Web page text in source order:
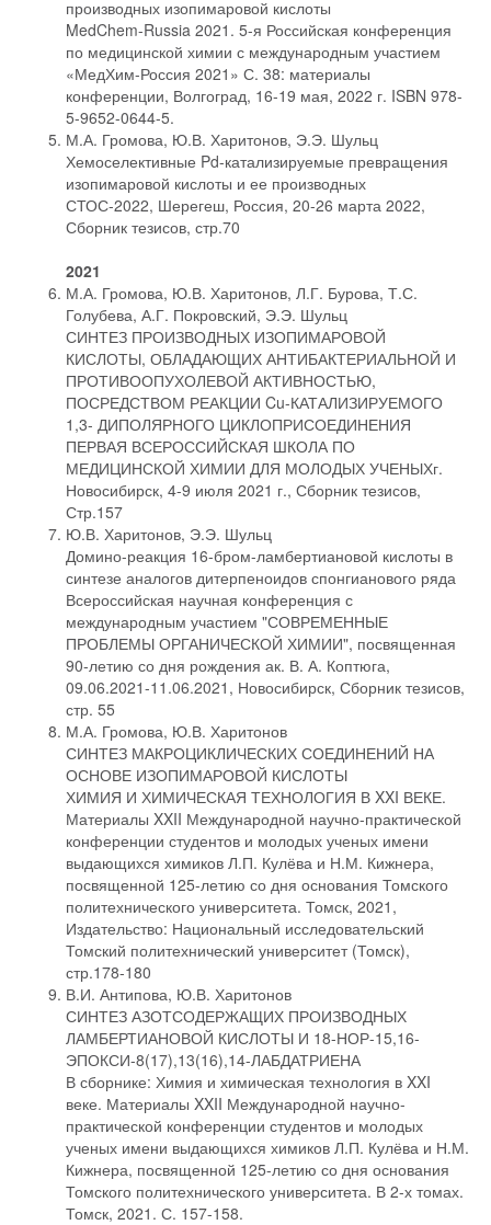
производных изопимаровой кислоты
MedChem-Russia 2021. 5-я Российская конференция
по медицинской химии с международным участием
«МедХим-Россия 2021» С. 38: материалы
конференции, Волгоград, 16-19 мая, 2022 г. ISBN 978-
5-9652-0644-5.
М.А. Громова, Ю.В. Харитонов, Э.Э. Шульц
Хемоселективные Pd-катализируемые превращения
изопимаровой кислоты и ее производных
СТОС-2022, Шерегеш, Россия, 20-26 марта 2022,
Сборник тезисов, стр.70
2021
М.А. Громова, Ю.В. Харитонов, Л.Г. Бурова, Т.С.
Голубева, А.Г. Покровский, Э.Э. Шульц
СИНТЕЗ ПРОИЗВОДНЫХ ИЗОПИМАРОВОЙ
КИСЛОТЫ, ОБЛАДАЮЩИХ АНТИБАКТЕРИАЛЬНОЙ И
ПРОТИВООПУХОЛЕВОЙ АКТИВНОСТЬЮ,
ПОСРЕДСТВОМ РЕАКЦИИ Cu-КАТАЛИЗИРУЕМОГО
1,3- ДИПОЛЯРНОГО ЦИКЛОПРИСОЕДИНЕНИЯ
ПЕРВАЯ ВСЕРОССИЙСКАЯ ШКОЛА ПО
МЕДИЦИНСКОЙ ХИМИИ ДЛЯ МОЛОДЫХ УЧЕНЫХг.
Новосибирск, 4-9 июля 2021 г., Сборник тезисов,
Стр.157
Ю.В. Харитонов, Э.Э. Шульц
Домино-реакция 16-бром-ламбертиановой кислоты в
синтезе аналогов дитерпеноидов спонгианового ряда
Всероссийская научная конференция с
международным участием "СОВРЕМЕННЫЕ
ПРОБЛЕМЫ ОРГАНИЧЕСКОЙ ХИМИИ", посвященная
90-летию со дня рождения ак. В. А. Коптюга,
09.06.2021-11.06.2021, Новосибирск, Сборник тезисов,
стр. 55
М.А. Громова, Ю.В. Харитонов
СИНТЕЗ МАКРОЦИКЛИЧЕСКИХ СОЕДИНЕНИЙ НА
ОСНОВЕ ИЗОПИМАРОВОЙ КИСЛОТЫ
ХИМИЯ И ХИМИЧЕСКАЯ ТЕХНОЛОГИЯ В XXI ВЕКЕ.
Материалы XXII Международной научно-практической
конференции студентов и молодых ученых имени
выдающихся химиков Л.П. Кулёва и Н.М. Кижнера,
посвященной 125-летию со дня основания Томского
политехнического университета. Томск, 2021,
Издательство: Национальный исследовательский
Томский политехнический университет (Томск),
стр.178-180
В.И. Антипова, Ю.В. Харитонов
СИНТЕЗ АЗОТСОДЕРЖАЩИХ ПРОИЗВОДНЫХ
ЛАМБЕРТИАНОВОЙ КИСЛОТЫ И 18-НОР-15,16-
ЭПОКСИ-8(17),13(16),14-ЛАБДАТРИЕНА
В сборнике: Химия и химическая технология в XXI
веке. Материалы XXII Международной научно-
практической конференции студентов и молодых
ученых имени выдающихся химиков Л.П. Кулёва и Н.М.
Кижнера, посвященной 125-летию со дня основания
Томского политехнического университета. В 2-х томах.
Томск, 2021. С. 157-158.